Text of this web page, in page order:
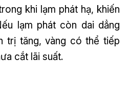
khi lạm phát hạ, khiến
lạm phát còn dai dẳng
trị tăng, vàng có thể tiếp
cắt lãi suất.